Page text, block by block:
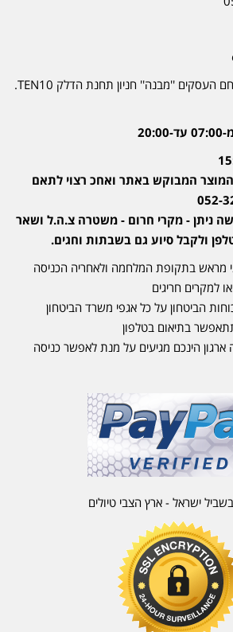
האילן 4 אור עקיבא - מתחם העסקים ''מבנה'' חניון תחנת הדלק TEN10.
עד-20:00
המבוקש באתר ואחכ רצוי לתאם
ניתן - מקרי חרום - משטרה צ.ה.ל ושאר
ולקבל סיוע גם בשבתות וחגים.
מראש בתקופת המלחמה ולאחריה הכניסה
למקרים חריגים
הביטחון על כל אגפי משרד הביטחון
בתיאום בטלפון
הינכם מגיעים על מנת לאפשר כניסה
ישראל - ארץ הצבי טיולים